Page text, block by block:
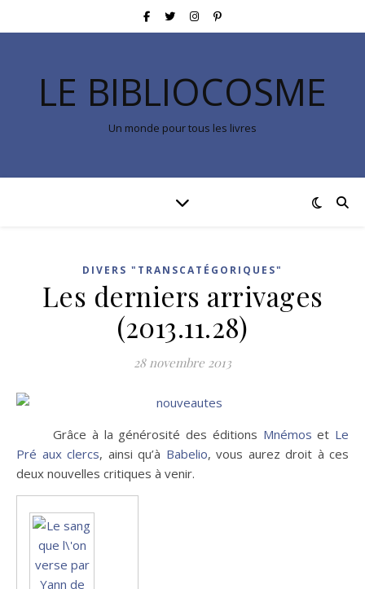
LE BIBLIOCOSME
Un monde pour tous les livres
DIVERS "TRANSCATÉGORIQUES"
Les derniers arrivages
(2013.11.28)
28 novembre 2013
Grâce à la générosité des éditions Mnémos et Le
Pré aux clercs, ainsi qu’à Babelio, vous aurez droit à ces
deux nouvelles critiques à venir.